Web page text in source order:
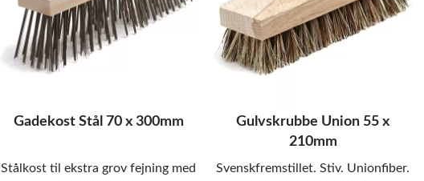
Gadekost Stål 70 x 300mm
Stålkost til ekstra grov fejning med
Gulvskrubbe Union 55 x
210mm
Svenskfremstillet. Stiv. Unionfiber.